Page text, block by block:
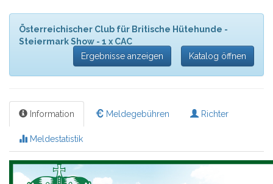
Österreichischer Club für Britische Hütehunde -
Steiermark Show - 1 x CAC
Ergebnisse anzeigen
Katalog öffnen
Information Meldegebühren Richter
Meldestatistik